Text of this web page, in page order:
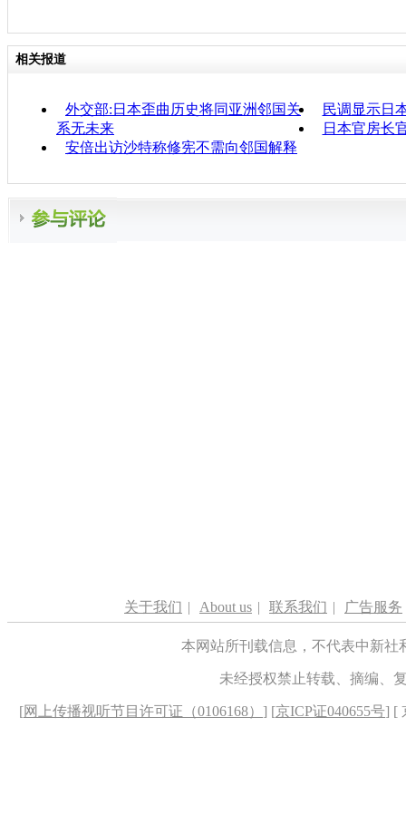
相关报道
外交部:日本歪曲历史将同亚洲邻国关
系无未来
民调显示日
日本官房长
安倍出访沙特称修宪不需向邻国解释
关于我们 | About us | 联系我们 | 广告服务
本网站所刊载信息，不代表中新
未经授权禁止转载、摘编、
[网上传播视听节目许可证（0106168） ] [京ICP证040655号] [